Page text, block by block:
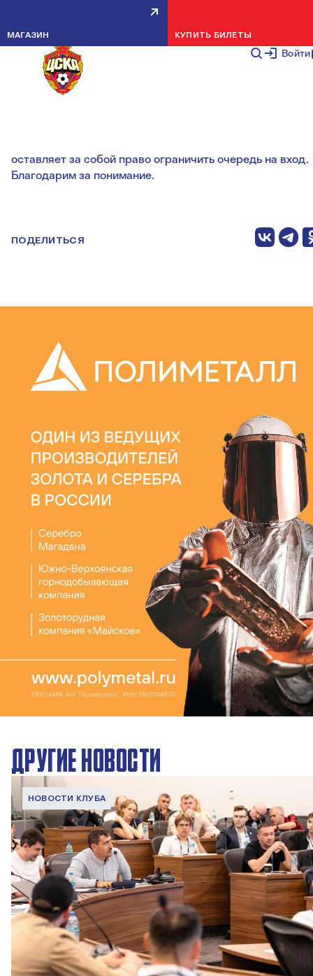
Войти
МАГАЗИН КУПИТЬ БИЛЕТЫ
АВТОГРАФ-СЕССИЯ
И ЖАМАЛЕТДИНОВА
НОВОСТИ КЛУБА
оставляет за собой право ограничить очередь на вход.
Благодарим за понимание.
ПОДЕЛИТЬСЯ
ДРУГИЕ НОВОСТИ
НОВОСТИ КЛУБА